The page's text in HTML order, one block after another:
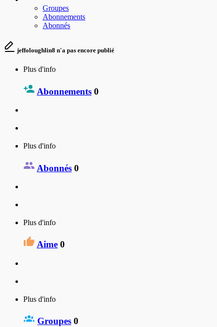
Groupes
Abonnements
Abonnés
jeffoloughlin8 n'a pas encore publié
Plus d'info
Abonnements 0
Plus d'info
Abonnés 0
Plus d'info
Aime 0
Plus d'info
Groupes 0